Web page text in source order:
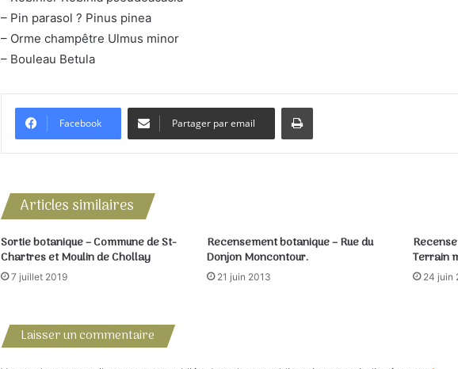
– Pin parasol ? Pinus pinea
– Orme champêtre Ulmus minor
– Bouleau Betula
Facebook Partager par email
Articles similaires
Sortie botanique – Commune de St-
Chartres et Moulin de Chollay
7 juillet 2019
Recensement botanique – Rue du
Donjon Moncontour.
21 juin 2013
Terrain
24 juin
Laisser un commentaire